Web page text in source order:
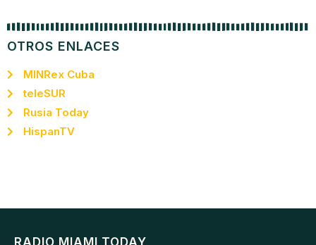
OTROS ENLACES
MINRex Cuba
teleSUR
Rusia Today
HispanTV
RADIO MIAMI TODAY